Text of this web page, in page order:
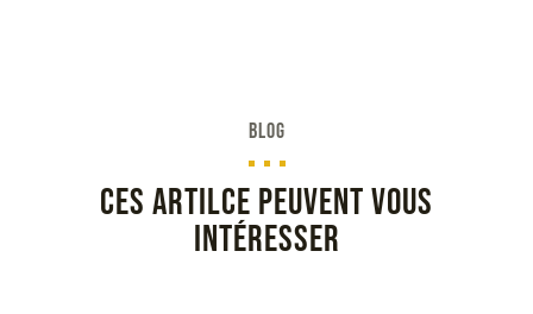
BLOG
Ces artilce peuvent vous
intéresser